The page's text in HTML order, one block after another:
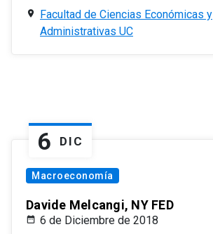
Facultad de Ciencias Económicas y
Administrativas UC
6 DIC
Macroeconomía
Davide Melcangi, NY FED
6 de Diciembre de 2018